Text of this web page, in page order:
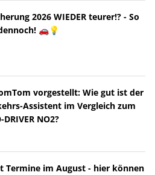
2026 WIEDER teurer!? - So
🚗💡
vorgestellt: Wie gut ist der
Assistent im Vergleich zum
NO2?
Termine im August - hier können